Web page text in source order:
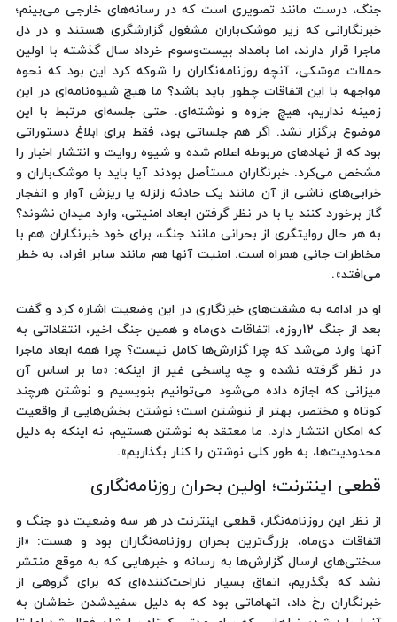
جنگ، درست مانند تصویری است که در رسانه‌های خارجی می‌بینم؛
خبرنگارانی که زیر موشک‌باران مشغول گزارشگری هستند و در دل
ماجرا قرار دارند، اما بامداد بیست‌وسوم خرداد سال گذشته با اولین
حملات موشکی، آنچه روزنامه‌نگاران را شوکه کرد این بود که نحوه
مواجهه با این اتفاقات چطور باید باشد؟ ما هیچ شیوه‌نامه‌ای در این
زمینه نداریم، هیچ جزوه و نوشته‌ای. حتی جلسه‌ای مرتبط با این
موضوع برگزار نشد. اگر هم جلساتی بود، فقط برای ابلاغ دستوراتی
بود که از نهادهای مربوطه اعلام شده و شیوه روایت و انتشار اخبار را
مشخص می‌کرد. خبرنگاران مستأصل بودند آیا باید با موشک‌باران و
خرابی‌های ناشی از آن مانند یک حادثه زلزله یا ریزش آوار و انفجار
گاز برخورد کنند یا با در نظر گرفتن ابعاد امنیتی، وارد میدان نشوند؟
به هر حال روایتگری از بحرانی مانند جنگ، برای خود خبرنگاران هم با
مخاطرات جانی همراه است. امنیت آنها هم مانند سایر افراد، به خطر
می‌افتد».
او در ادامه به مشقت‌های خبرنگاری در این وضعیت اشاره کرد و گفت
بعد از جنگ 12روزه، اتفاقات دی‌ماه و همین جنگ اخیر، انتقاداتی به
آنها وارد می‌شد که چرا گزارش‌ها کامل نیست؟ چرا همه ابعاد ماجرا
در نظر گرفته نشده و چه پاسخی غیر از اینکه: «ما بر اساس آن
میزانی که اجازه داده می‌شود می‌توانیم بنویسیم و نوشتن هرچند
کوتاه و مختصر، بهتر از ننوشتن است؛ نوشتن بخش‌هایی از واقعیت
که امکان انتشار دارد. ما معتقد به نوشتن هستیم، نه اینکه به دلیل
محدودیت‌ها، به طور کلی نوشتن را کنار بگذاریم».
قطعی اینترنت؛ اولین بحران روزنامه‌نگاری
از نظر این روزنامه‌نگار، قطعی اینترنت در هر سه وضعیت دو جنگ و
اتفاقات دی‌ماه، بزرگ‌ترین بحران روزنامه‌نگاران بود و هست: «از
سختی‌های ارسال گزارش‌ها به رسانه و خبرهایی که به موقع منتشر
نشد که بگذریم، اتفاق بسیار ناراحت‌کننده‌ای که برای گروهی از
خبرنگاران رخ داد، اتهاماتی بود که به دلیل سفیدشدن خط‌شان به